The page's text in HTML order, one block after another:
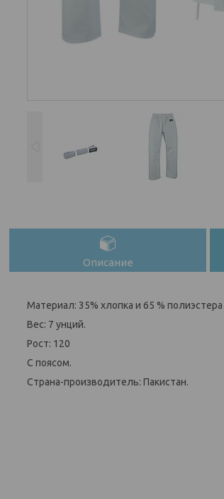
Описание
Материал: 35% хлопка и 65 % полиэстера
Вес: 7 унций.
Рост: 120
С поясом.
Страна-производитель: Пакистан.